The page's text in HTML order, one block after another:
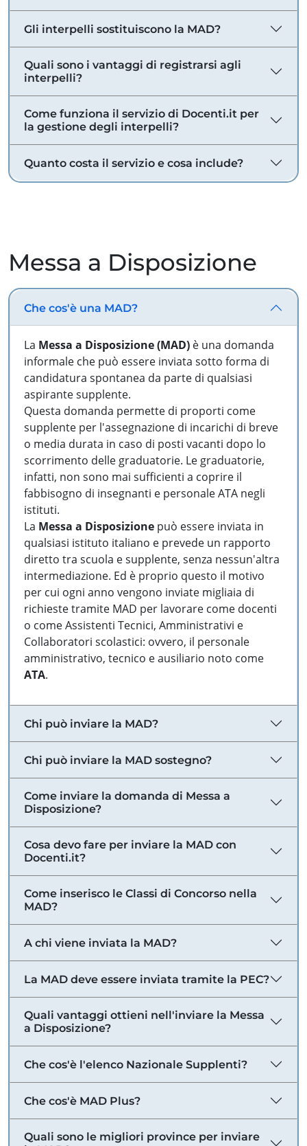
Gli interpelli sostituiscono la MAD?
Quali sono i vantaggi di registrarsi agli
interpelli?
Come funziona il servizio di Docenti.it per
la gestione degli interpelli?
Quanto costa il servizio e cosa include?
Messa a Disposizione
Che cos'è una MAD?
La Messa a Disposizione (MAD) è una domanda
informale che può essere inviata sotto forma di
candidatura spontanea da parte di qualsiasi
aspirante supplente.
Questa domanda permette di proporti come
supplente per l'assegnazione di incarichi di breve
o media durata in caso di posti vacanti dopo lo
scorrimento delle graduatorie. Le graduatorie,
infatti, non sono mai sufficienti a coprire il
fabbisogno di insegnanti e personale ATA negli
istituti.
La Messa a Disposizione può essere inviata in
qualsiasi istituto italiano e prevede un rapporto
diretto tra scuola e supplente, senza nessun'altra
intermediazione. Ed è proprio questo il motivo
per cui ogni anno vengono inviate migliaia di
richieste tramite MAD per lavorare come docenti
o come Assistenti Tecnici, Amministrativi e
Collaboratori scolastici: ovvero, il personale
amministrativo, tecnico e ausiliario noto come
ATA.
Chi può inviare la MAD?
Chi può inviare la MAD sostegno?
Come inviare la domanda di Messa a
Disposizione?
Cosa devo fare per inviare la MAD con
Docenti.it?
Come inserisco le Classi di Concorso nella
MAD?
A chi viene inviata la MAD?
La MAD deve essere inviata tramite la PEC?
Quali vantaggi ottieni nell'inviare la Messa
a Disposizione?
Che cos'è l'elenco Nazionale Supplenti?
Che cos'è MAD Plus?
Quali sono le migliori province per inviare